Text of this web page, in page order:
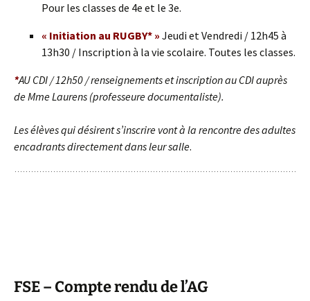
Pour les classes de 4e et le 3e.
« Initiation au RUGBY* » Jeudi et Vendredi / 12h45 à
13h30 / Inscription à la vie scolaire. Toutes les classes.
*AU CDI / 12h50 / renseignements et inscription au CDI auprès
de Mme Laurens (professeure documentaliste).
Les élèves qui désirent s’inscrire vont à la rencontre des adultes
encadrants directement dans leur salle.
FSE – Compte rendu de l’AG